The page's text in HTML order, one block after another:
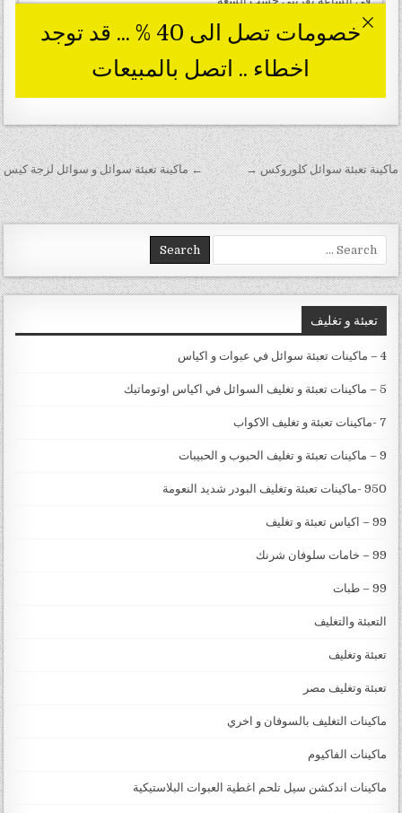
تصفّح المقالات ← ماكينة تعبئة سوائل و سوائل لزجة كيس ماكينة تعبئة سوائل كلوروكس →
Search for:
تعبئة و تغليف
4 – ماكينات تعبئة سوائل في عبوات و اكياس
5 – ماكينات تعبئة و تغليف السوائل في اكياس اوتوماتيك
7 -ماكينات تعبئة و تغليف الاكواب
9 – ماكينات تعبئة و تغليف الحبوب و الحبيبات
950 -ماكينات تعبئة وتغليف البودر شديد النعومة
99 – اكياس تعبئة و تغليف
99 – خامات سلوفان شرنك
99 – طبات
التعبئة والتغليف
تعبئة وتغليف
تعبئة وتغليف مصر
ماكينات التغليف بالسوفان و اخري
ماكينات الفاكيوم
ماكينات اندكشن سيل تلحم اغطية العبوات البلاستيكية